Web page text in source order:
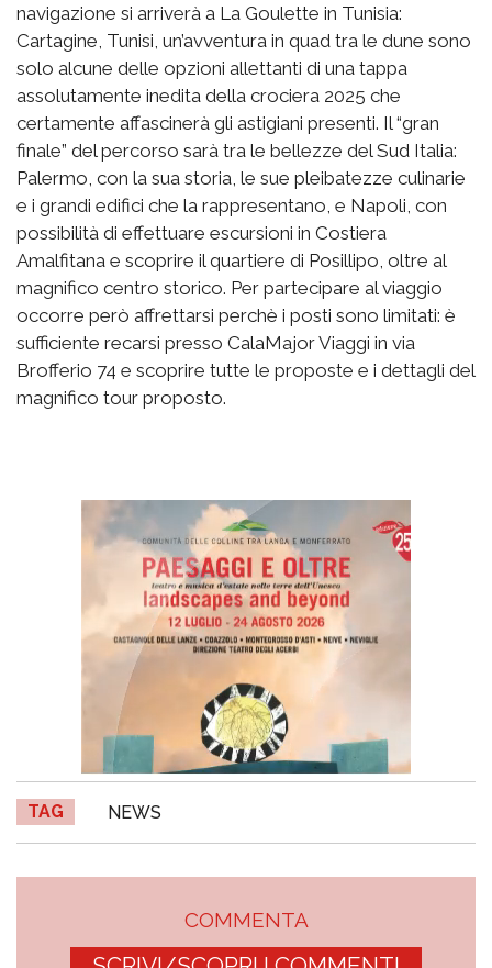
navigazione si arriverà a La Goulette in Tunisia:
Cartagine, Tunisi, un’avventura in quad tra le dune sono
solo alcune delle opzioni allettanti di una tappa
assolutamente inedita della crociera 2025 che
certamente affascinerà gli astigiani presenti. Il “gran
finale” del percorso sarà tra le bellezze del Sud Italia:
Palermo, con la sua storia, le sue pleibatezze culinarie
e i grandi edifici che la rappresentano, e Napoli, con
possibilità di effettuare escursioni in Costiera
Amalfitana e scoprire il quartiere di Posillipo, oltre al
magnifico centro storico. Per partecipare al viaggio
occorre però affrettarsi perchè i posti sono limitati: è
sufficiente recarsi presso CalaMajor Viaggi in via
Brofferio 74 e scoprire tutte le proposte e i dettagli del
magnifico tour proposto.
TAG NEWS
COMMENTA